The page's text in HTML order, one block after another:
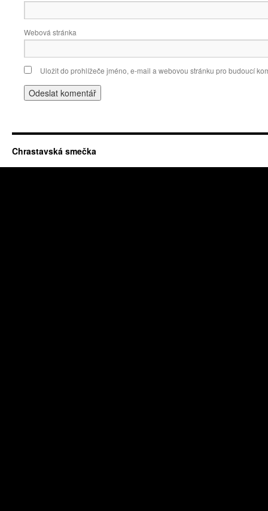
Webová stránka
Uložit do prohlížeče jméno, e-mail a webovou stránku pro budoucí
Chrastavská smečka